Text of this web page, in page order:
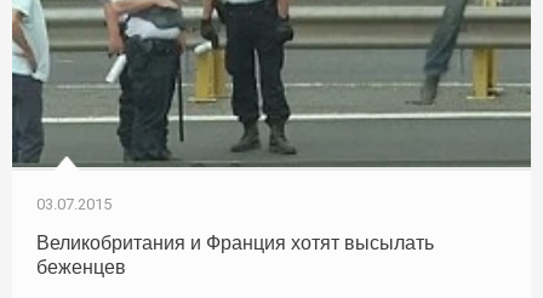
03.07.2015
Великобритания и Франция хотят высылать
беженцев